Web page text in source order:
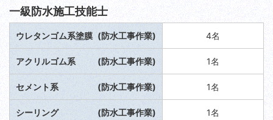
一級防水施工技能士
ウレタンゴム系塗膜 (防水工事作業) 4名
アクリルゴム系 (防水工事作業) 1名
セメント系 (防水工事作業) 1名
シーリング (防水工事作業) 1名